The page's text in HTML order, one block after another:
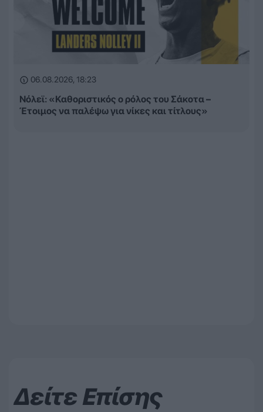
06.08.2026, 18:23
Νόλεϊ: «Καθοριστικός ο ρόλος του Σάκοτα –
Έτοιμος να παλέψω για νίκες και τίτλους»
Δείτε Επίσης